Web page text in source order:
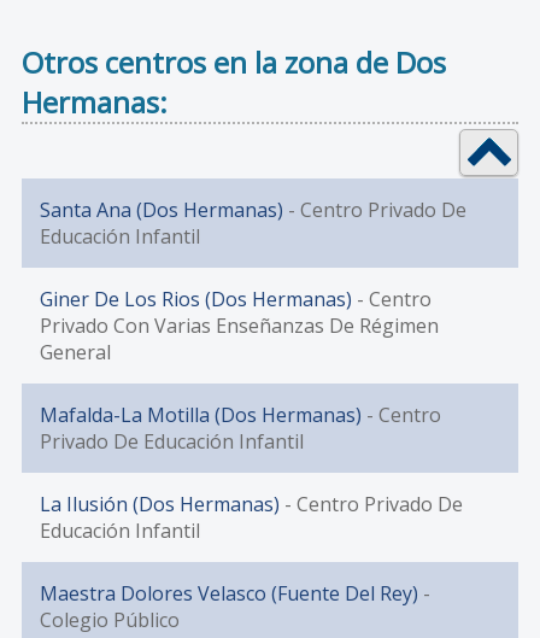
Otros centros en la zona de Dos
Hermanas:
Santa Ana (Dos Hermanas) - Centro Privado De
Educación Infantil
Giner De Los Rios (Dos Hermanas) - Centro
Privado Con Varias Enseñanzas De Régimen
General
Mafalda-La Motilla (Dos Hermanas) - Centro
Privado De Educación Infantil
La Ilusión (Dos Hermanas) - Centro Privado De
Educación Infantil
Maestra Dolores Velasco (Fuente Del Rey) -
Colegio Público